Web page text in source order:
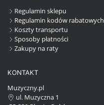
Regulamin sklepu
Regulamin kodów rabatowych
Koszty transportu
Sposoby płatności
Zakupy na raty
KONTAKT
Muzyczny.pl
ul. Muzyczna 1